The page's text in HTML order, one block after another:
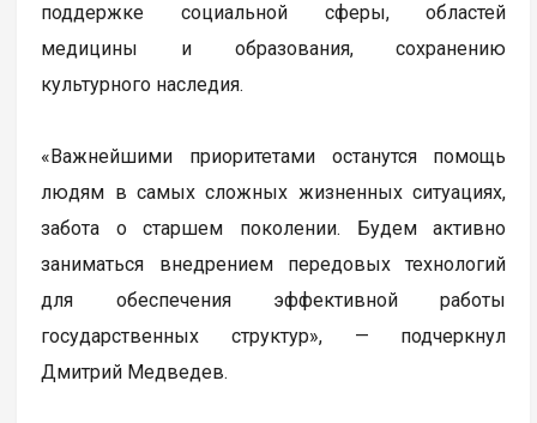
поддержке социальной сферы, областей
медицины и образования, сохранению
культурного наследия.
«Важнейшими приоритетами останутся помощь
людям в самых сложных жизненных ситуациях,
забота о старшем поколении. Будем активно
заниматься внедрением передовых технологий
для обеспечения эффективной работы
государственных структур», — подчеркнул
Дмитрий Медведев.